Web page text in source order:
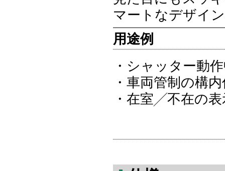
マートなデザイ
用途例
・シャッター動
・車両管制の構
・在室╱不在の